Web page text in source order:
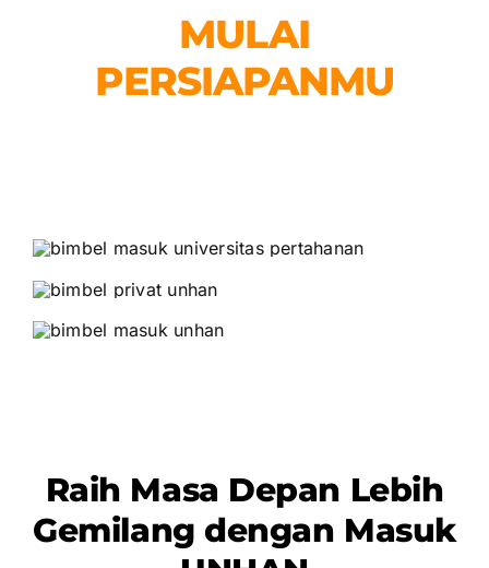
MULAI
PERSIAPANMU
Raih Masa Depan Lebih
Gemilang dengan Masuk